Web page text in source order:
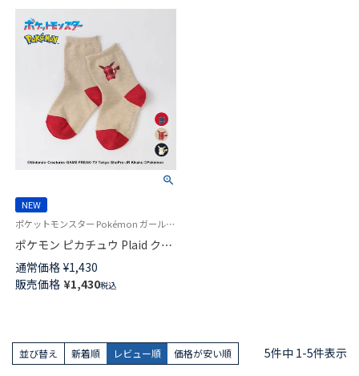
NEW
ポケットモンスター Pokémon ガールズ ボーイズ 靴下
ポケモン ピカチュウ Plaid クル
ー丈 ソックス キッズ 04147304
通常価格 ¥1,430
販売価格 ¥1,430税込
並び替え 新着順 レビュー順 価格が安い順 5件中 1-5件表示